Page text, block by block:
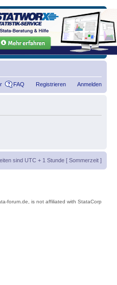
FAQ Registrieren Anmelden
sind UTC + 1 Stunde [ Sommerzeit ]
forum.de, is not affiliated with StataCorp